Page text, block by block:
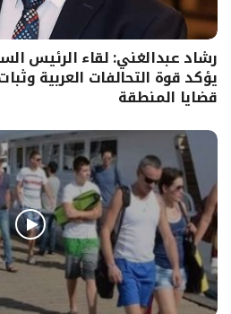
رشاد عبدالغني: لقاء الرئيس
يؤكد قوة التحالفات العربية
قضايا المنطقة